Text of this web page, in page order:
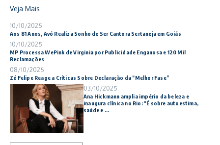
Veja Mais
10/10/2025
Aos 81 Anos, Avó Realiza Sonho de Ser Cantora Sertaneja em Goiás
10/10/2025
MP Processa WePink de Virginia por Publicidade Enganosa e 120 Mil
Reclamações
08/10/2025
Zé Felipe Reage a Críticas Sobre Declaração da “Melhor Fase”
03/10/2025
Ana Hickmann amplia império da beleza e
inaugura clínica no Rio: “É sobre autoestima,
saúde e ...